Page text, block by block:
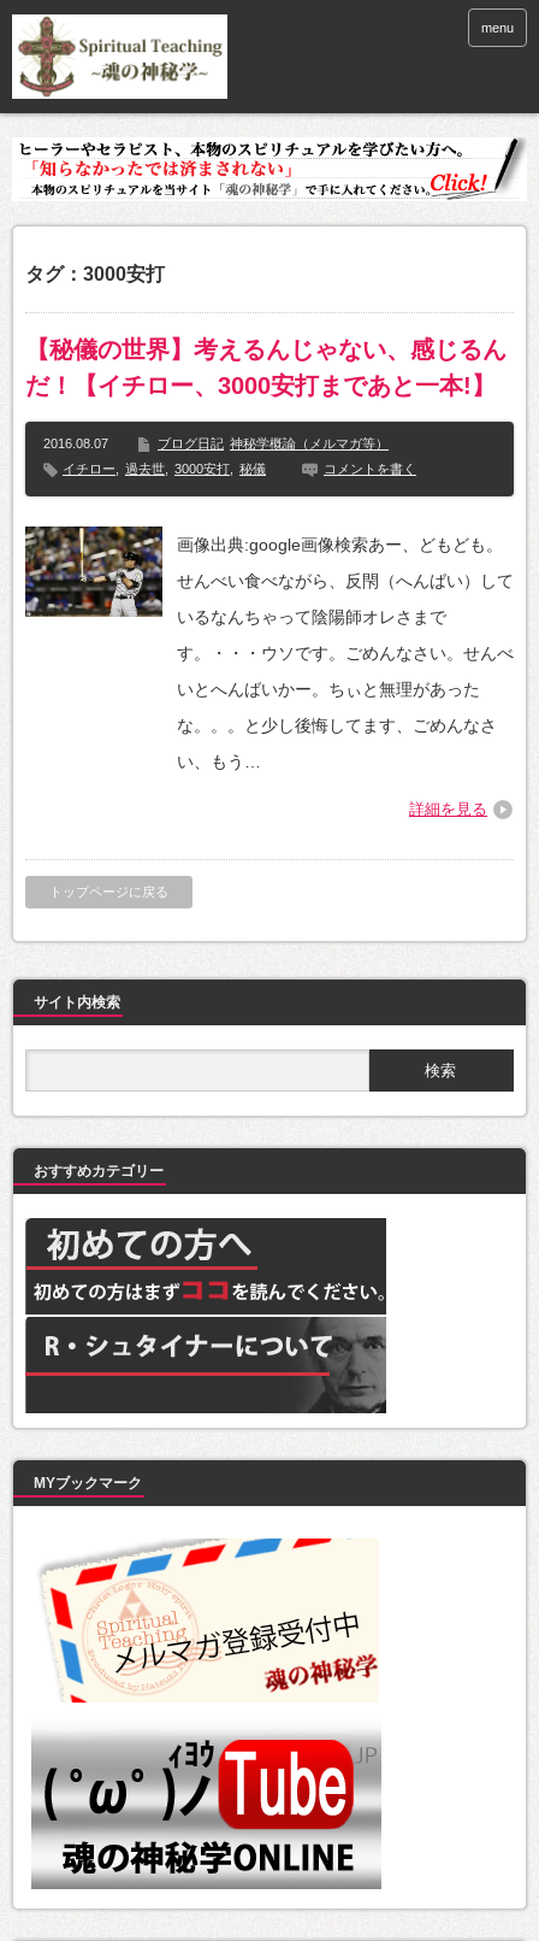
menu
タグ：3000安打
【秘儀の世界】考えるんじゃない、感じるん
だ！【イチロー、3000安打まであと一本!】
2016.08.07 ブログ日記 神秘学概論（メルマガ等）
イチロー
過去世 3000安打 秘儀 コメントを書く
画像出典:google画像検索あー、どもども。
せんべい食べながら、反閇（へんばい）して
いるなんちゃって陰陽師オレさまで
す。・・・ウソです。ごめんなさい。せんべ
いとへんばいかー。ちぃと無理があった
な。。。と少し後悔してます、ごめんなさ
い、もう…
詳細を見る
トップページに戻る
サイト内検索
おすすめカテゴリー
MYブックマーク